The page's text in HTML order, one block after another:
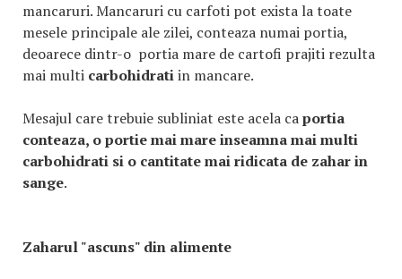
mancaruri. Mancaruri cu carfoti pot exista la toate
mesele principale ale zilei, conteaza numai portia,
deoarece dintr-o portia mare de cartofi prajiti rezulta
mai multi carbohidratiin mancare.
Mesajul care trebuie subliniat este acela caportia
conteaza, o portie mai mare inseamna mai multi
carbohidrati si o cantitate mai ridicata de zahar in
sange.
Zaharul "ascuns" din alimente